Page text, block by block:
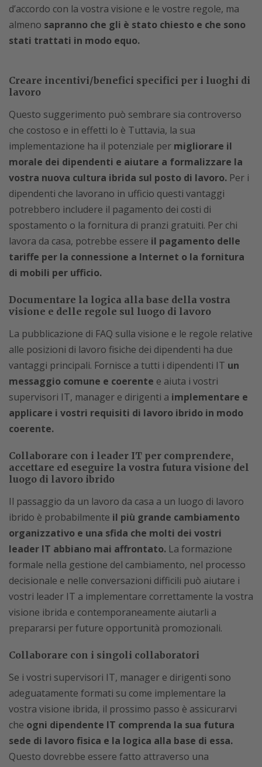
d’accordo con la vostra visione e le vostre regole, ma
almeno sapranno che gli è stato chiesto e che sono
stati trattati in modo equo.
Creare incentivi/benefici specifici per i luoghi di
lavoro
Questo suggerimento può sembrare sia controverso
che costoso e in effetti lo è Tuttavia, la sua
implementazione ha il potenziale per migliorare il
morale dei dipendenti e aiutare a formalizzare la
vostra nuova cultura ibrida sul posto di lavoro. Per i
dipendenti che lavorano in ufficio questi vantaggi
potrebbero includere il pagamento dei costi di
spostamento o la fornitura di pranzi gratuiti. Per chi
lavora da casa, potrebbe essere il pagamento delle
tariffe per la connessione a Internet o la fornitura
di mobili per ufficio.
Documentare la logica alla base della vostra
visione e delle regole sul luogo di lavoro
La pubblicazione di FAQ sulla visione e le regole relative
alle posizioni di lavoro fisiche dei dipendenti ha due
vantaggi principali. Fornisce a tutti i dipendenti IT un
messaggio comune e coerente e aiuta i vostri
supervisori IT, manager e dirigenti a implementare e
applicare i vostri requisiti di lavoro ibrido in modo
coerente.
Collaborare con i leader IT per comprendere,
accettare ed eseguire la vostra futura visione del
luogo di lavoro ibrido
Il passaggio da un lavoro da casa a un luogo di lavoro
ibrido è probabilmente il più grande cambiamento
organizzativo e una sfida che molti dei vostri
leader IT abbiano mai affrontato. La formazione
formale nella gestione del cambiamento, nel processo
decisionale e nelle conversazioni difficili può aiutare i
vostri leader IT a implementare correttamente la vostra
visione ibrida e contemporaneamente aiutarli a
prepararsi per future opportunità promozionali.
Collaborare con i singoli collaboratori
Se i vostri supervisori IT, manager e dirigenti sono
adeguatamente formati su come implementare la
vostra visione ibrida, il prossimo passo è assicurarvi
che ogni dipendente IT comprenda la sua futura
sede di lavoro fisica e la logica alla base di essa.
Questo dovrebbe essere fatto attraverso una